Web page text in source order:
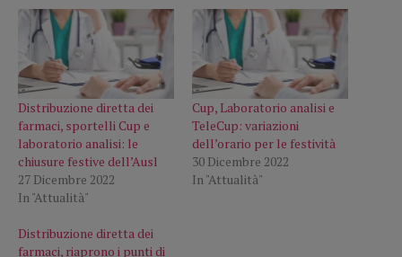
Distribuzione diretta dei
farmaci, sportelli Cup e
laboratorio analisi: le
chiusure festive dell’Ausl
27 Dicembre 2022
In "Attualità"
Cup, Laboratorio analisi e
TeleCup: variazioni
dell’orario per le festività
30 Dicembre 2022
In "Attualità"
Distribuzione diretta dei
farmaci, riaprono i punti di